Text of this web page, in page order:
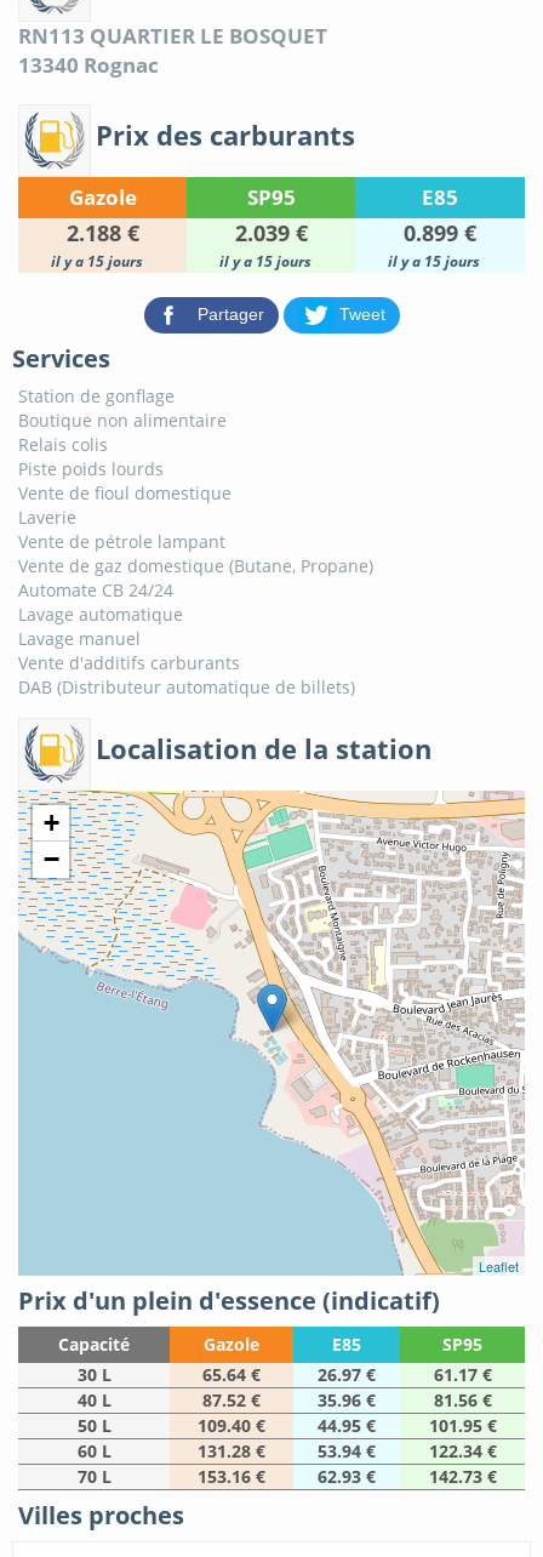
RN113 QUARTIER LE BOSQUET
13340 Rognac
Prix des carburants
Gazole SP95 E85
2.188 € 2.039 € 0.899 €
il y a 15 jours il y a 15 jours il y a 15 jours
Partager Tweet
Services
Station de gonflage
Boutique non alimentaire
Relais colis
Piste poids lourds
Vente de fioul domestique
Laverie
Vente de pétrole lampant
Vente de gaz domestique (Butane, Propane)
Automate CB 24/24
Lavage automatique
Lavage manuel
Vente d'additifs carburants
DAB (Distributeur automatique de billets)
Localisation de la station
+
−
Leaflet
Prix d'un plein d'essence (indicatif)
Capacité Gazole E85
SP95
30 L
65.64 € 26.97 €
61.17 €
40 L
87.52 € 35.96 €
81.56 €
50 L
109.40 € 44.95 €
101.95 €
60 L
131.28 € 53.94 €
122.34 €
70 L
153.16 € 62.93 € 142.73 €
Villes proches